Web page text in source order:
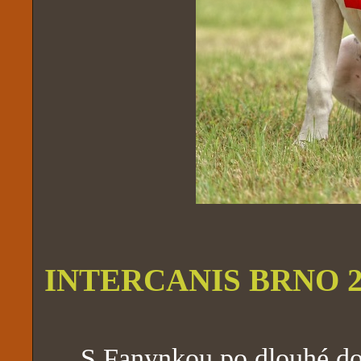
INTERCANIS BRNO